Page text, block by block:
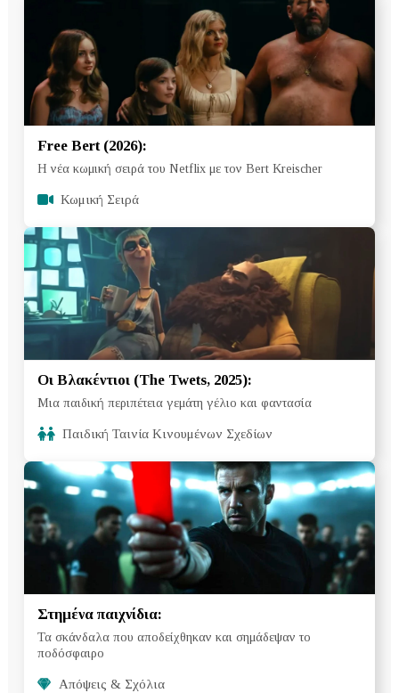
Free Bert (2026):
Η νέα κωμική σειρά του Netflix με τον Bert Kreischer
Κωμική Σειρά
Οι Βλακέντιοι (The Twets, 2025):
Μια παιδική περιπέτεια γεμάτη γέλιο και φαντασία
Παιδική Ταινία Κινουμένων Σχεδίων
Στημένα παιχνίδια:
Τα σκάνδαλα που αποδείχθηκαν και σημάδεψαν το
ποδόσφαιρο
Απόψεις & Σχόλια